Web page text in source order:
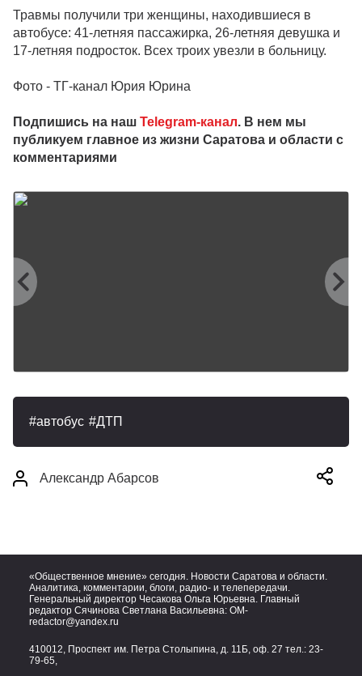
Травмы получили три женщины, находившиеся в
автобусе: 41-летняя пассажирка, 26-летняя девушка и
17-летняя подросток. Всех троих увезли в больницу.
Фото - ТГ-канал Юрия Юрина
Подпишись на наш Telegram-канал. В нем мы
публикуем главное из жизни Саратова и области с
комментариями
автобус ДТП
Александр Абарсов
«Общественное мнение» сегодня. Новости Саратова и области.
Аналитика, комментарии, блоги, радио- и телепередачи.
Генеральный директор Чесакова Ольга Юрьевна. Главный
редактор Сячинова Светлана Васильевна: OM-
redactor@yandex.ru
410012, Проспект им. Петра Столыпина, д. 11Б, оф. 27 тел.: 23-
79-65,